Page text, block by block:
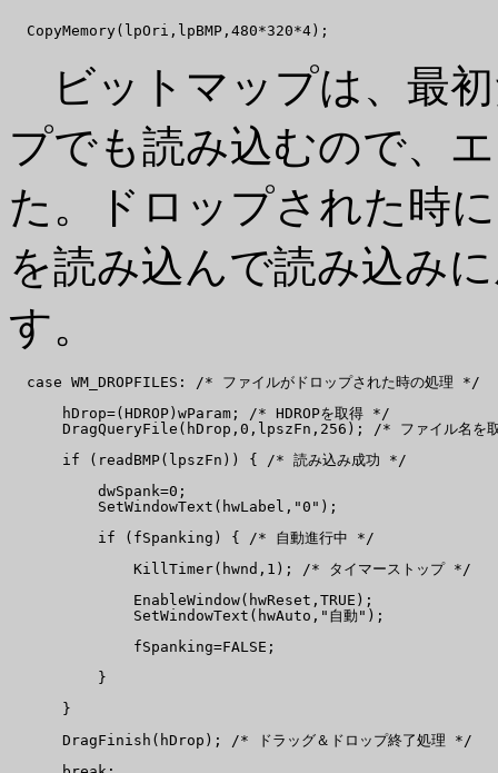
ビットマップは、最
プでも読み込むので、
た。ドロップされた時
を読み込んで読み込み
す。
  case WM_DROPFILES: /* ファイルがドロップされた時の処理 */
      hDrop=(HDROP)wParam; /* HDROPを取得 */
DragQueryFile(hDrop,0,lpszFn,256); /* ファイル名を
      if (readBMP(lpszFn)) { /* 読み込み成功 */
          dwSpank=0;
          SetWindowText(hwLabel,"0");
          if (fSpanking) { /* 自動進行中 */
              KillTimer(hwnd,1); /* タイマーストップ */
              EnableWindow(hwReset,TRUE);
              SetWindowText(hwAuto,"自動");
              fSpanking=FALSE;
          }
      }
      DragFinish(hDrop); /* ドラッグ＆ドロップ終了処理 */